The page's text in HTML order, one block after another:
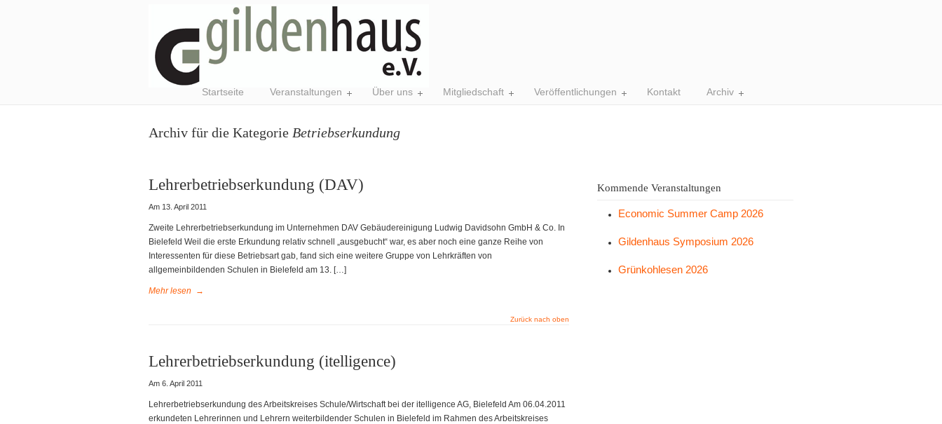
Startseite Veranstaltungen Über uns Mitgliedschaft Veröffentlichungen Kontakt Archiv
Archiv für die Kategorie Betriebserkundung
Lehrerbetriebserkundung (DAV)
Am 13. April 2011
Zweite Lehrerbetriebserkundung im Unternehmen DAV Gebäudereinigung Ludwig Davidsohn GmbH & Co. In
Bielefeld Weil die erste Erkundung relativ schnell „ausgebucht“ war, es aber noch eine ganze Reihe von
Interessenten für diese Betriebsart gab, fand sich eine weitere Gruppe von Lehrkräften von
allgemeinbildenden Schulen in Bielefeld am 13. […]
Mehr lesen →
Zurück nach oben
Lehrerbetriebserkundung (itelligence)
Am 6. April 2011
Lehrerbetriebserkundung des Arbeitskreises Schule/Wirtschaft bei der itelligence AG, Bielefeld Am 06.04.2011
erkundeten Lehrerinnen und Lehrern weiterbildender Schulen in Bielefeld im Rahmen des Arbeitskreises
Kommende Veranstaltungen
Economic Summer Camp 2026
Gildenhaus Symposium 2026
Grünkohlesen 2026